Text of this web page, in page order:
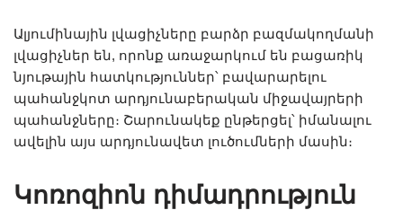
Ալյումինային լվացիչները բարձր բազմակողմանի
լվացիչներ են, որոնք առաջարկում են բացառիկ
նյութային հատկություններ՝ բավարարելու
պահանջկոտ արդյունաբերական միջավայրերի
պահանջները։ Շարունակեք ընթերցել՝ իմանալու
ավելին այս արդյունավետ լուծումների մասին։
Կոռոզիոն դիմադրություն